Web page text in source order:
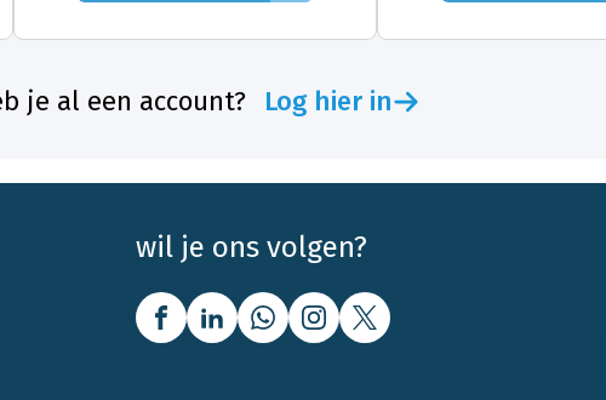
je al een account? Log hier in
wil je ons volgen?